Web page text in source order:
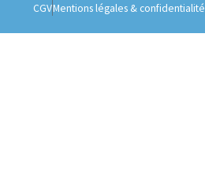
CGVMentions légales & confidentialité